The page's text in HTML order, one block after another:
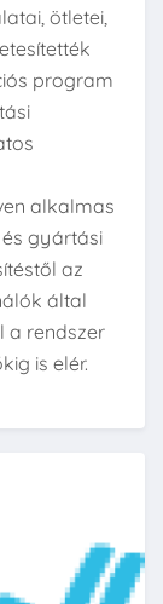
ötletei,
program
alkalmas
gyártási
az
által
a rendszer
is elér.